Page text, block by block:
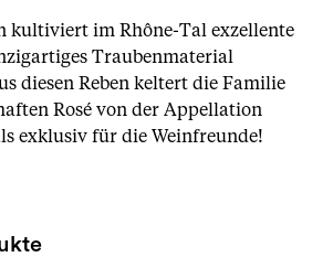
kultiviert im Rhône-Tal exzellente
Traubenmaterial
diesen Reben keltert die Familie
Rosé von der Appellation
exklusiv für die Weinfreunde!